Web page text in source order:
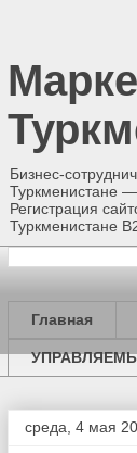
Бизнес-
Туркменистане
Регистрация
Туркменистане
Главная
среда, 4 мая